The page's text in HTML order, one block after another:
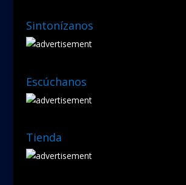
Sintonízanos
Escúchanos
Tienda